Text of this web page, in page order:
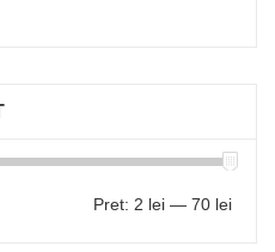
Pret: 2 lei — 70 lei